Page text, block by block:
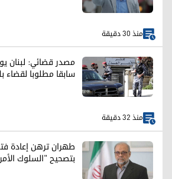
منذ 30 دقيقة
مصدر قضائي: لبنان
سابقا مطلوبا لقضاء
منذ 32 دقيقة
طهران ترهن إعادة
بتصحيح "السلوك